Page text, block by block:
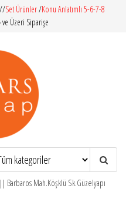
//Set Ürünler/Konu Anlatımlı 5-6-7-8
Üzeri Siparişe
İlköğretim – Orta Öğretim – Yardımcı
Kitaplar
|| Barbaros Mah.Köşklü Sk.Güzelyapı